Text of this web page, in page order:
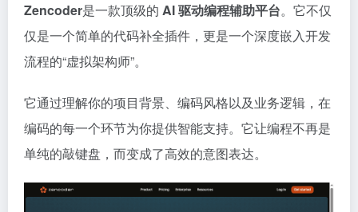
Zencoder是一款顶级的 AI 驱动编程辅助平台。它不仅
仅是一个简单的代码补全插件，更是一个深度嵌入开发
流程的“虚拟架构师”。
它通过理解你的项目背景、编码风格以及业务逻辑，在
编码的每一个环节为你提供智能支持。它让编程不再是
单纯的敲键盘，而变成了高效的意图表达。